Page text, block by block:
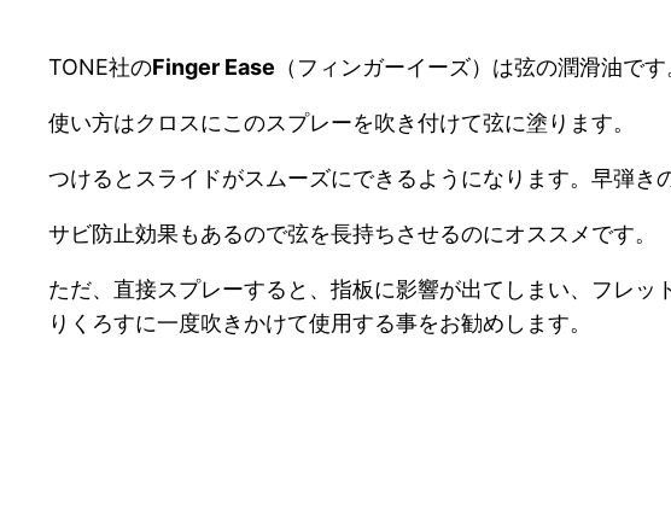
TONE社のFinger Ease （フィンガーイーズ）は弦の潤滑油です
使い方はクロスにこのスプレーを吹き付けて弦に塗ります。
つけるとスライドがスムーズにできるようになります。早弾き
サビ防止効果もあるので弦を長持ちさせるのにオススメです。
ただ、直接スプレーすると、指板に影響が出てしまい、フレ
りくろすに一度吹きかけて使用する事をお勧めします。